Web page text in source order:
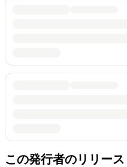
この発行者のリリース